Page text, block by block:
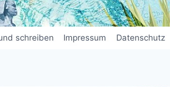
schreiben Impressum Datenschutz